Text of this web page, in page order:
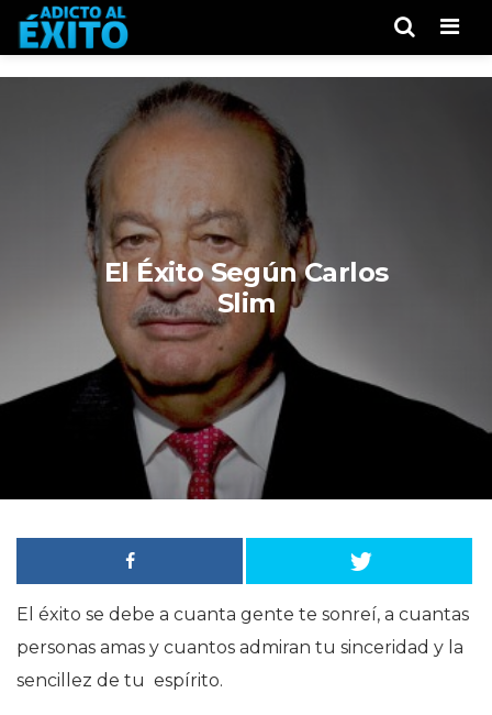
El Éxito Según Carlos
Slim
El éxito se debe a cuanta gente te sonreí, a cuantas
personas amas y cuantos admiran tu sinceridad y la
sencillez de tu espírito.